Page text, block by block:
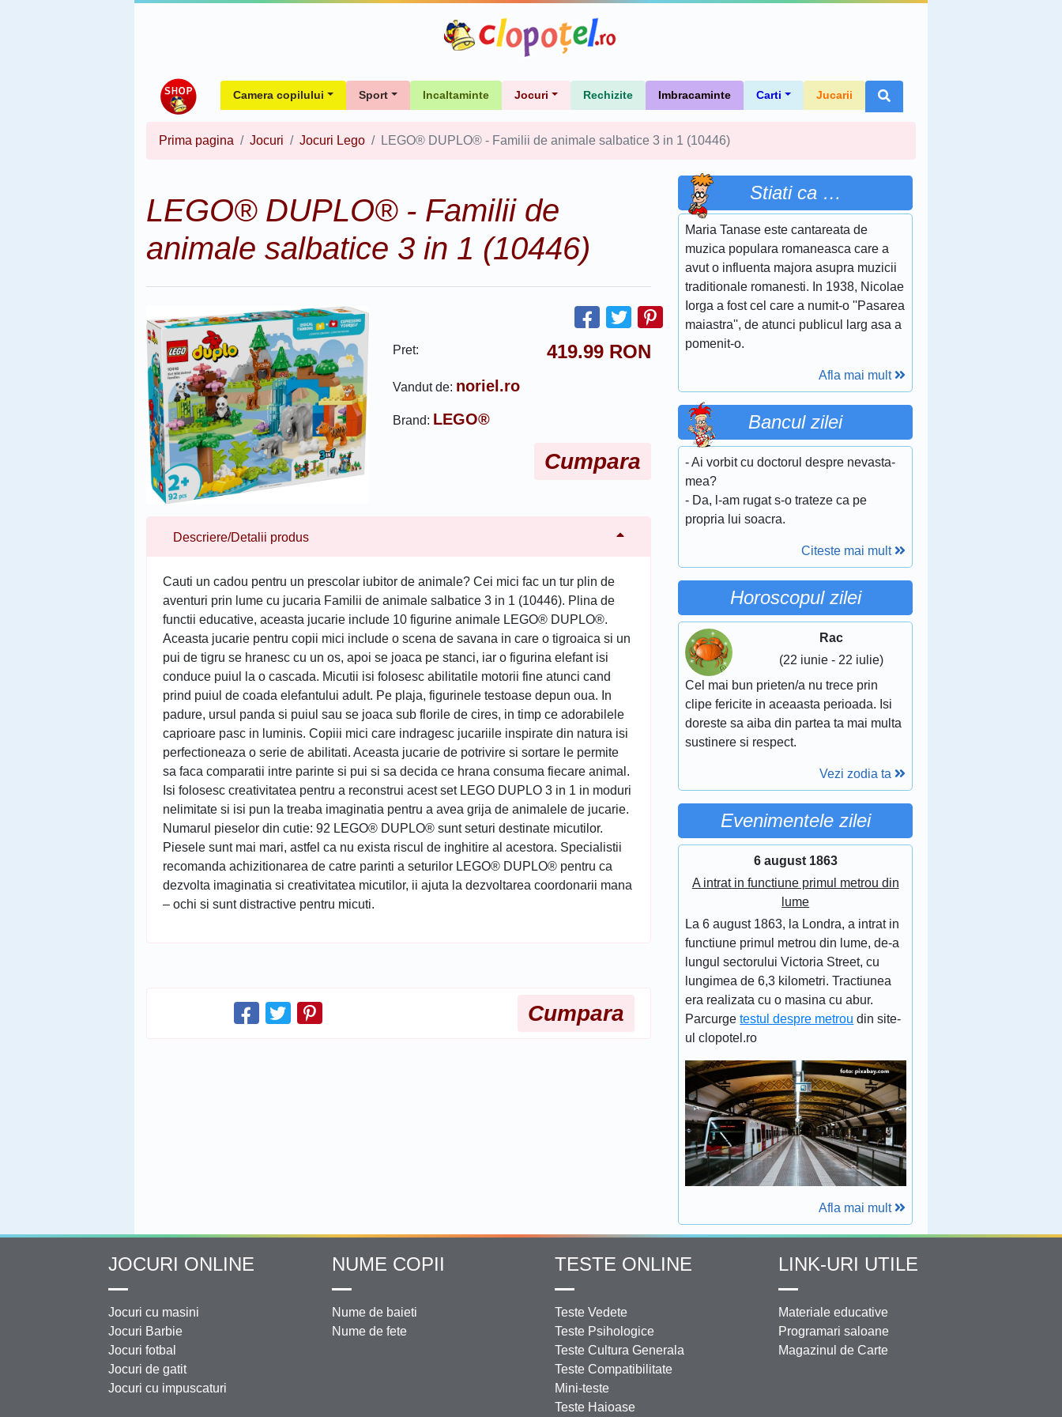
Camera copilului Sport Incaltaminte Jocuri Rechizite Imbracaminte Carti Jucarii
Prima pagina Jocuri Jocuri Lego LEGO® DUPLO® - Familii de animale salbatice 3 in 1 (10446)
LEGO® DUPLO® - Familii de
animale salbatice 3 in 1 (10446)
Pret: 419.99 RON
Vandut de: noriel.ro
Brand: LEGO®
Cumpara
Descriere/Detalii produs
Cauti un cadou pentru un prescolar iubitor de animale? Cei mici fac un tur plin de
aventuri prin lume cu jucaria Familii de animale salbatice 3 in 1 (10446). Plina de
functii educative, aceasta jucarie include 10 figurine animale LEGO® DUPLO®.
Aceasta jucarie pentru copii mici include o scena de savana in care o tigroaica si un
pui de tigru se hranesc cu un os, apoi se joaca pe stanci, iar o figurina elefant isi
conduce puiul la o cascada. Micutii isi folosesc abilitatile motorii fine atunci cand
prind puiul de coada elefantului adult. Pe plaja, figurinele testoase depun oua. In
padure, ursul panda si puiul sau se joaca sub florile de cires, in timp ce adorabilele
caprioare pasc in luminis. Copiii mici care indragesc jucariile inspirate din natura isi
perfectioneaza o serie de abilitati. Aceasta jucarie de potrivire si sortare le permite
sa faca comparatii intre parinte si pui si sa decida ce hrana consuma fiecare animal.
Isi folosesc creativitatea pentru a reconstrui acest set LEGO DUPLO 3 in 1 in moduri
nelimitate si isi pun la treaba imaginatia pentru a avea grija de animalele de jucarie.
Numarul pieselor din cutie: 92 LEGO® DUPLO® sunt seturi destinate micutilor.
Piesele sunt mai mari, astfel ca nu exista riscul de inghitire al acestora. Specialistii
recomanda achizitionarea de catre parinti a seturilor LEGO® DUPLO® pentru ca
dezvolta imaginatia si creativitatea micutilor, ii ajuta la dezvoltarea coordonarii mana
– ochi si sunt distractive pentru micuti.
Cumpara
Stiati ca …
Maria Tanase este cantareata de
muzica populara romaneasca care a
avut o influenta majora asupra muzicii
traditionale romanesti. In 1938, Nicolae
Iorga a fost cel care a numit-o ''Pasarea
maiastra'', de atunci publicul larg asa a
pomenit-o.
Afla mai mult
Bancul zilei
- Ai vorbit cu doctorul despre nevasta-
mea?
- Da, l-am rugat s-o trateze ca pe
propria lui soacra.
Citeste mai mult
Horoscopul zilei
Rac
(22 iunie - 22 iulie)
Cel mai bun prieten/a nu trece prin
clipe fericite in aceaasta perioada. Isi
doreste sa aiba din partea ta mai multa
sustinere si respect.
Vezi zodia ta
Evenimentele zilei
6 august 1863
A intrat in functiune primul metrou din
lume
La 6 august 1863, la Londra, a intrat in
functiune primul metrou din lume, de-a
lungul sectorului Victoria Street, cu
lungimea de 6,3 kilometri. Tractiunea
era realizata cu o masina cu abur.
Parcurgetestul despre metrou din site-
ul clopotel.ro
Afla mai mult
JOCURI ONLINE
Jocuri cu masini
Jocuri Barbie
Jocuri fotbal
Jocuri de gatit
Jocuri cu impuscaturi
NUME COPII
Nume de baieti
Nume de fete
TESTE ONLINE
Teste Vedete
Teste Psihologice
Teste Cultura Generala
Teste Compatibilitate
Mini-teste
Teste Haioase
LINK-URI UTILE
Materiale educative
Programari saloane
Magazinul de Carte